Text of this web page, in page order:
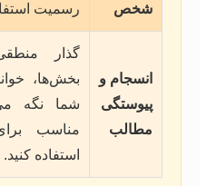
شخص
رسمیت
انسجام و
پیوستگی
مطالب
گذار
بخش‌ها،
شما نگه
مناسب
استفاده کنید.